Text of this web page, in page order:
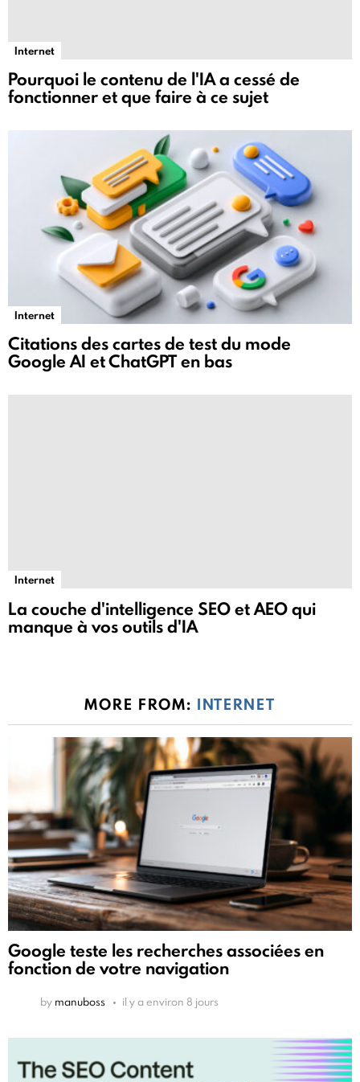
Internet
Pourquoi le contenu de l'IA a cessé de
fonctionner et que faire à ce sujet
Internet
Citations des cartes de test du mode
Google AI et ChatGPT en bas
Internet
La couche d'intelligence SEO et AEO qui
manque à vos outils d'IA
MORE FROM: INTERNET
Google teste les recherches associées en
fonction de votre navigation
by manuboss il y a environ 8 jours